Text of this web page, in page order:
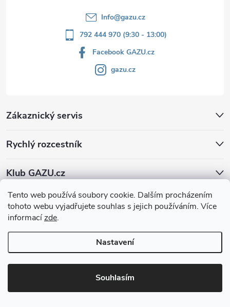
Tento web používá soubory cookie. Dalším procházením
tohoto webu vyjadřujete souhlas s jejich používáním. Více
informacízde.
Nastavení
Souhlasím
Info@gazu.cz
792 444 970 (9:30 - 13:00)
Facebook GAZU.cz
gazu.cz
Zákaznický servis
Rychlý rozcestník
Klub GAZU.cz
Copyright 2026GAZU.cz | moderní koberce. Všechna práva vyhrazena.